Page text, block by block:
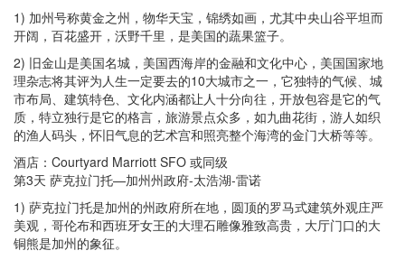
1) 加州号称黄金之州，物华天宝，锦绣如画，尤其中央山谷平坦而
开阔，百花盛开，沃野千里，是美国的蔬果篮子。
2) 旧金山是美国名城，美国西海岸的金融和文化中心，美国国家地
理杂志将其评为人生一定要去的10大城市之一，它独特的气候、城
市布局、建筑特色、文化内涵都让人十分向往，开放包容是它的气
质，特立独行是它的格言，旅游景点众多，如九曲花街，游人如织
的渔人码头，怀旧气息的艺术宫和照亮整个海湾的金门大桥等等。
酒店：Courtyard Marriott SFO 或同级
第3天 萨克拉门托—加州州政府-太浩湖-雷诺
1) 萨克拉门托是加州的州政府所在地，圆顶的罗马式建筑外观庄严
美观，哥伦布和西班牙女王的大理石雕像雅致高贵，大厅门口的大
铜熊是加州的象征。